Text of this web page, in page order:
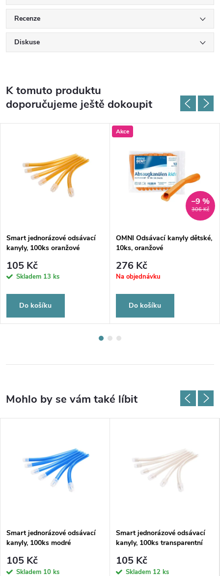
Recenze
Diskuse
K tomuto produktu
doporučujeme ještě dokoupit
Smart jednorázové odsávací
kanyly, 100ks oranžové
105 Kč
Skladem 13 ks
Do košíku
Akce
306 Kč
–9 %
OMNI Odsávací kanyly dětské,
10ks, oranžové
276 Kč
Na objednávku
Do košíku
Smart jednorázové odsávací
kanyly, 100ks modré
105 Kč
Skladem 10 ks
Smart jednorázové odsávací
kanyly, 100ks transparentní
105 Kč
Skladem 12 ks